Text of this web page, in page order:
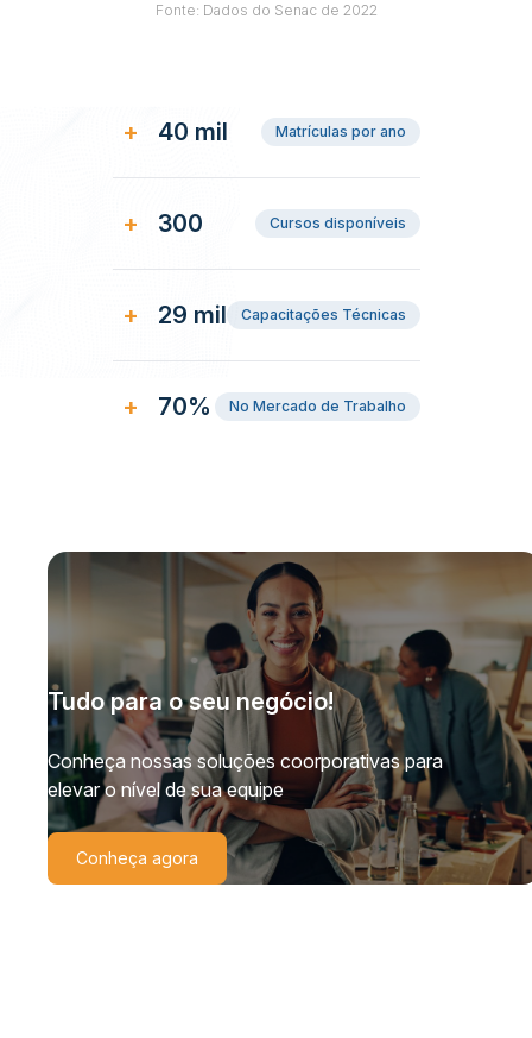
Fonte: Dados do Senac de 2022
+ 40 mil Matrículas por ano
+ 300 Cursos disponíveis
+ 29 mil Capacitações Técnicas
+ 70% No Mercado de Trabalho
Tudo para o seu negócio!
Conheça nossas soluções coorporativas para
elevar o nível de sua equipe
Conheça agora